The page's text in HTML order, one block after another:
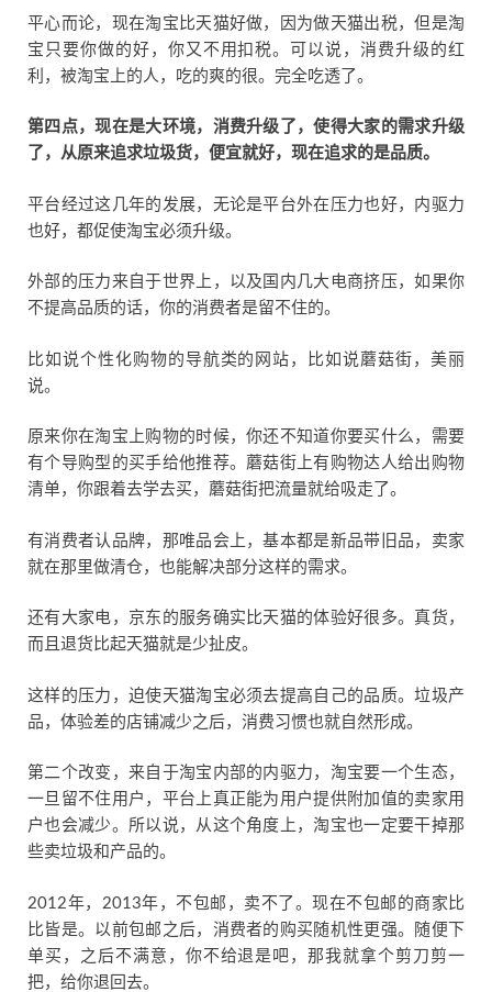
平心而论，现在淘宝比天猫好做，因为做天猫出税，但是淘
宝只要你做的好，你又不用扣税。可以说，消费升级的红
利，被淘宝上的人，吃的爽的很。完全吃透了。
第四点，现在是大环境，消费升级了，使得大家的需求升级
了，从原来追求垃圾货，便宜就好，现在追求的是品质。
平台经过这几年的发展，无论是平台外在压力也好，内驱力
也好，都促使淘宝必须升级。
外部的压力来自于世界上，以及国内几大电商挤压，如果你
不提高品质的话，你的消费者是留不住的。
比如说个性化购物的导航类的网站，比如说蘑菇街，美丽
说。
原来你在淘宝上购物的时候，你还不知道你要买什么，需要
有个导购型的买手给他推荐。蘑菇街上有购物达人给出购物
清单，你跟着去学去买，蘑菇街把流量就给吸走了。
有消费者认品牌，那唯品会上，基本都是新品带旧品，卖家
就在那里做清仓，也能解决部分这样的需求。
还有大家电，京东的服务确实比天猫的体验好很多。真货，
而且退货比起天猫就是少扯皮。
这样的压力，迫使天猫淘宝必须去提高自己的品质。垃圾产
品，体验差的店铺减少之后，消费习惯也就自然形成。
第二个改变，来自于淘宝内部的内驱力，淘宝要一个生态，
一旦留不住用户，平台上真正能为用户提供附加值的卖家用
户也会减少。所以说，从这个角度上，淘宝也一定要干掉那
些卖垃圾和产品的。
2012年，2013年，不包邮，卖不了。现在不包邮的商家比
比皆是。以前包邮之后，消费者的购买随机性更强。随便下
单买，之后不满意，你不给退是吧，那我就拿个剪刀剪一
把，给你退回去。